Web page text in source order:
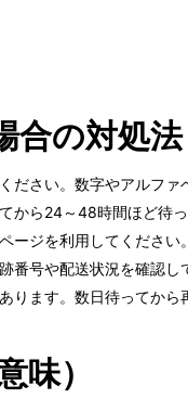
合の対処法
さい。数字やアルファ
ら24～48時間ほど待っ
ジを利用してください。
号や配送状況を確認し
ます。数日待ってから
味）